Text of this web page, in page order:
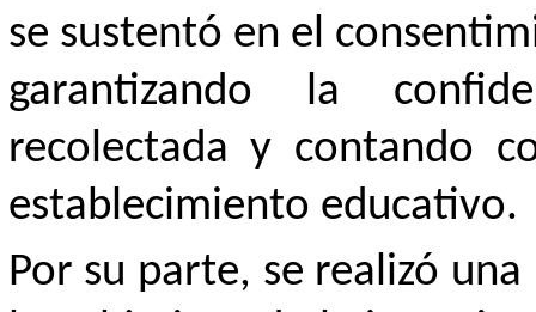
se sustentó en el
garantizando la
recolectada y contando
establecimiento educativo.
Por su parte, se realizó